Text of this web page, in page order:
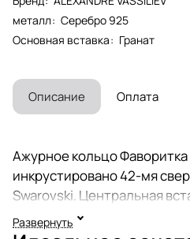
металл: Серебро 925
Основная вставка: Гранат
Описание Оплата
Ажурное кольцо
инкрустировано 42-мя
Swarovski. Центральная
натуральный гранат
ювелирных украшений
Развернуть